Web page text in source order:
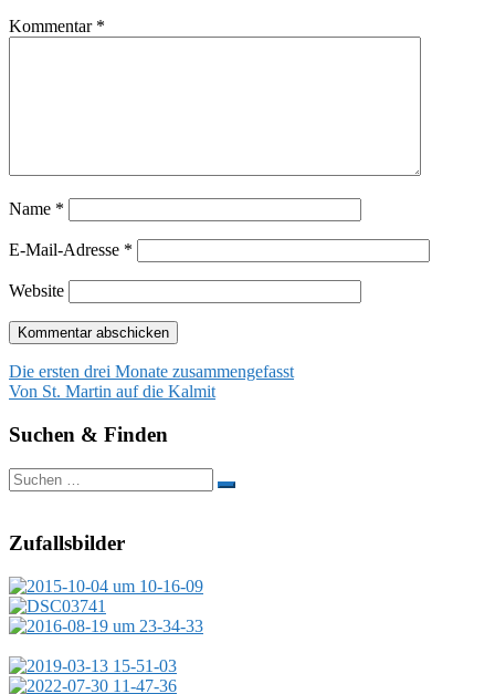
Kommentar *
Name *
E-Mail-Adresse *
Website
Beitragsnavigation
Die ersten drei Monate zusammengefasst
Von St. Martin auf die Kalmit
Suchen & Finden
Suchen
nach:
Zufallsbilder